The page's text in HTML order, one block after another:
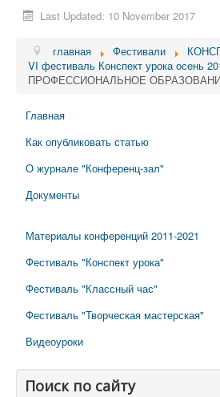
Last Updated: 10 November 2017
главная Фестивали
VI фестиваль Конспект урока осень
ПРОФЕССИОНАЛЬНОЕ
Главная
Как опубликовать статью
О журнале "Конференц-зал"
Документы
Материалы конференций 2011-2021
Фестиваль "Конспект урока"
Фестиваль "Классный час"
Фестиваль "Творческая мастерская"
Видеоуроки
Поиск по сайту